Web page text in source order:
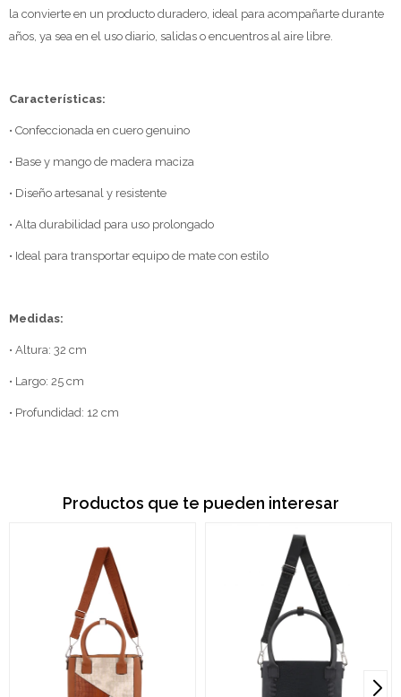
la convierte en un producto duradero, ideal para acompañarte durante
años, ya sea en el uso diario, salidas o encuentros al aire libre.
Características:
• Confeccionada en cuero genuino
• Base y mango de madera maciza
• Diseño artesanal y resistente
• Alta durabilidad para uso prolongado
• Ideal para transportar equipo de mate con estilo
Medidas:
• Altura: 32 cm
• Largo: 25 cm
• Profundidad: 12 cm
Productos que te pueden interesar